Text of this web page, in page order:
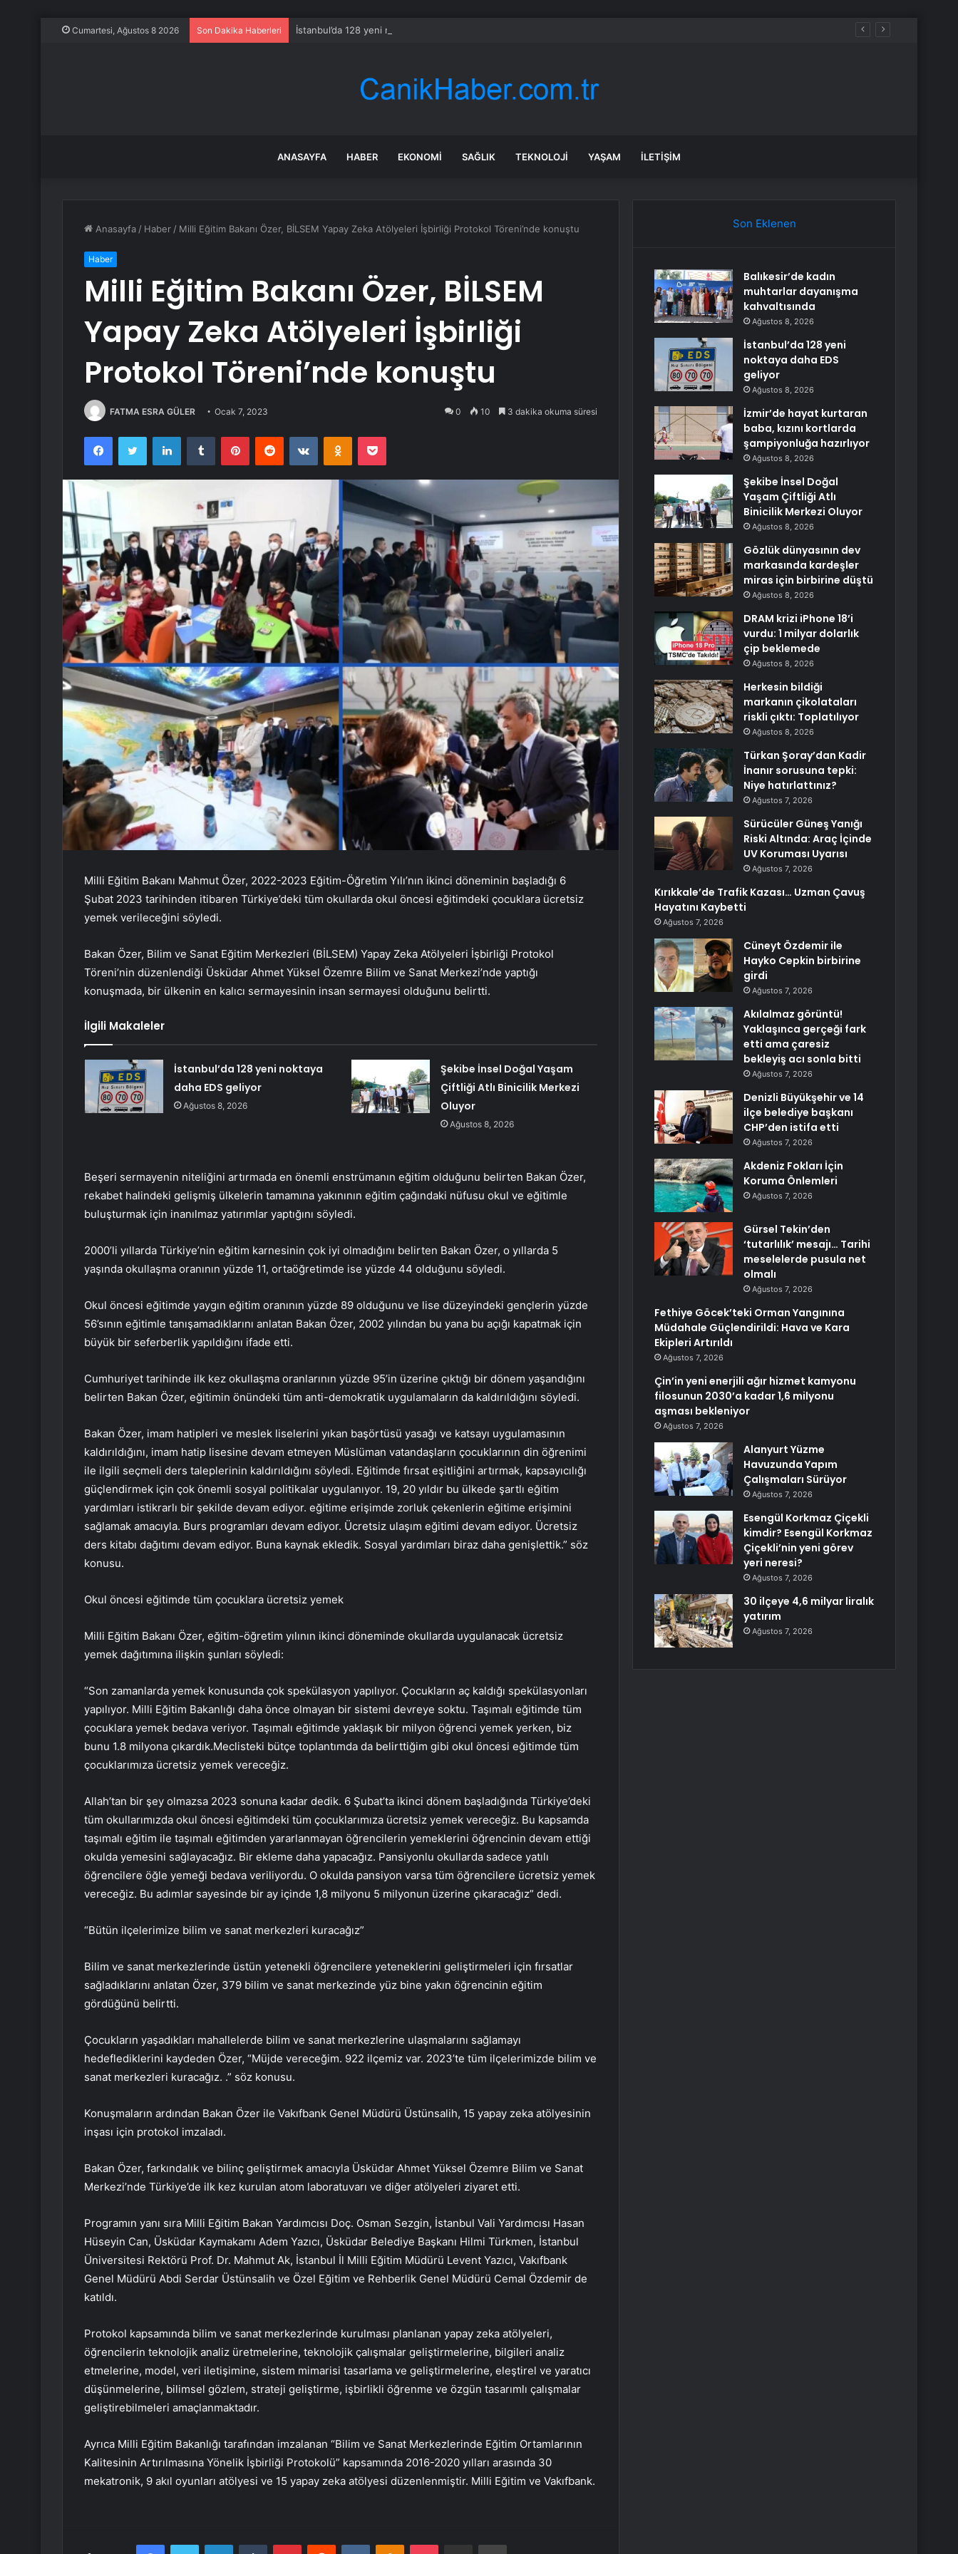
Cumartesi, Ağustos 8 2026 Son Dakika Haberleri İstanbul’da 128 yeni noktaya daha EDS geliyor
ANASAYFA HABER EKONOMI SAĞLIK TEKNOLOJI YAŞAM İLETIŞIM
Anasayfa / Haber / Milli Eğitim Bakanı Özer, BİLSEM Yapay Zeka Atölyeleri İşbirliği Protokol Töreni’nde konuştu
Haber
Milli Eğitim Bakanı Özer, BİLSEM
Yapay Zeka Atölyeleri İşbirliği
Protokol Töreni’nde konuştu
FATMA ESRA GÜLER Ocak 7, 2023 0 10 3 dakika okuma süresi
FacebookTwitter LinkedInTumblr PinterestReddit VKontakteOdnoklassniki
Pocket
Milli Eğitim Bakanı Mahmut Özer, 2022-2023 Eğitim-Öğretim Yılı’nın ikinci döneminin başladığı 6
Şubat 2023 tarihinden itibaren Türkiye’deki tüm okullarda okul öncesi eğitimdeki çocuklara ücretsiz
yemek verileceğini söyledi.
Bakan Özer, Bilim ve Sanat Eğitim Merkezleri (BİLSEM) Yapay Zeka Atölyeleri İşbirliği Protokol
Töreni’nin düzenlendiği Üsküdar Ahmet Yüksel Özemre Bilim ve Sanat Merkezi’nde yaptığı
konuşmada, bir ülkenin en kalıcı sermayesinin insan sermayesi olduğunu belirtti.
İlgili Makaleler
İstanbul’da 128 yeni noktaya
daha EDS geliyor
Ağustos 8, 2026
Şekibe İnsel Doğal Yaşam
Çiftliği Atlı Binicilik Merkezi
Oluyor
Ağustos 8, 2026
Beşeri sermayenin niteliğini artırmada en önemli enstrümanın eğitim olduğunu belirten Bakan Özer,
rekabet halindeki gelişmiş ülkelerin tamamına yakınının eğitim çağındaki nüfusu okul ve eğitimle
buluşturmak için inanılmaz yatırımlar yaptığını söyledi.
2000’li yıllarda Türkiye’nin eğitim karnesinin çok iyi olmadığını belirten Bakan Özer, o yıllarda 5
yaşında okullaşma oranının yüzde 11, ortaöğretimde ise yüzde 44 olduğunu söyledi.
Okul öncesi eğitimde yaygın eğitim oranının yüzde 89 olduğunu ve lise düzeyindeki gençlerin yüzde
56’sının eğitimle tanışamadıklarını anlatan Bakan Özer, 2002 yılından bu yana bu açığı kapatmak için
büyük bir seferberlik yapıldığını ifade etti.
Cumhuriyet tarihinde ilk kez okullaşma oranlarının yüzde 95’in üzerine çıktığı bir dönem yaşandığını
belirten Bakan Özer, eğitimin önündeki tüm anti-demokratik uygulamaların da kaldırıldığını söyledi.
Bakan Özer, imam hatipleri ve meslek liselerini yıkan başörtüsü yasağı ve katsayı uygulamasının
kaldırıldığını, imam hatip lisesine devam etmeyen Müslüman vatandaşların çocuklarının din öğrenimi
ile ilgili seçmeli ders taleplerinin kaldırıldığını söyledi. Eğitimde fırsat eşitliğini artırmak, kapsayıcılığı
güçlendirmek için çok önemli sosyal politikalar uygulanıyor. 19, 20 yıldır bu ülkede şartlı eğitim
yardımları istikrarlı bir şekilde devam ediyor. eğitime erişimde zorluk çekenlerin eğitime erişimini
sağlamak amacıyla. Burs programları devam ediyor. Ücretsiz ulaşım eğitimi devam ediyor. Ücretsiz
ders kitabı dağıtımı devam ediyor. Buna kaynak ekledik. Sosyal yardımları biraz daha genişlettik.” söz
konusu.
Okul öncesi eğitimde tüm çocuklara ücretsiz yemek
Milli Eğitim Bakanı Özer, eğitim-öğretim yılının ikinci döneminde okullarda uygulanacak ücretsiz
yemek dağıtımına ilişkin şunları söyledi:
“Son zamanlarda yemek konusunda çok spekülasyon yapılıyor. Çocukların aç kaldığı spekülasyonları
yapılıyor. Milli Eğitim Bakanlığı daha önce olmayan bir sistemi devreye soktu. Taşımalı eğitimde tüm
çocuklara yemek bedava veriyor. Taşımalı eğitimde yaklaşık bir milyon öğrenci yemek yerken, biz
bunu 1.8 milyona çıkardık.Meclisteki bütçe toplantımda da belirttiğim gibi okul öncesi eğitimde tüm
çocuklarımıza ücretsiz yemek vereceğiz.
Allah’tan bir şey olmazsa 2023 sonuna kadar dedik. 6 Şubat’ta ikinci dönem başladığında Türkiye’deki
tüm okullarımızda okul öncesi eğitimdeki tüm çocuklarımıza ücretsiz yemek vereceğiz. Bu kapsamda
taşımalı eğitim ile taşımalı eğitimden yararlanmayan öğrencilerin yemeklerini öğrencinin devam ettiği
okulda yemesini sağlayacağız. Bir ekleme daha yapacağız. Pansiyonlu okullarda sadece yatılı
öğrencilere öğle yemeği bedava veriliyordu. O okulda pansiyon varsa tüm öğrencilere ücretsiz yemek
vereceğiz. Bu adımlar sayesinde bir ay içinde 1,8 milyonu 5 milyonun üzerine çıkaracağız” dedi.
“Bütün ilçelerimize bilim ve sanat merkezleri kuracağız”
Bilim ve sanat merkezlerinde üstün yetenekli öğrencilere yeteneklerini geliştirmeleri için fırsatlar
sağladıklarını anlatan Özer, 379 bilim ve sanat merkezinde yüz bine yakın öğrencinin eğitim
gördüğünü belirtti.
Çocukların yaşadıkları mahallelerde bilim ve sanat merkezlerine ulaşmalarını sağlamayı
hedeflediklerini kaydeden Özer, “Müjde vereceğim. 922 ilçemiz var. 2023’te tüm ilçelerimizde bilim ve
sanat merkezleri kuracağız. .” söz konusu.
Konuşmaların ardından Bakan Özer ile Vakıfbank Genel Müdürü Üstünsalih, 15 yapay zeka atölyesinin
inşası için protokol imzaladı.
Bakan Özer, farkındalık ve bilinç geliştirmek amacıyla Üsküdar Ahmet Yüksel Özemre Bilim ve Sanat
Merkezi’nde Türkiye’de ilk kez kurulan atom laboratuvarı ve diğer atölyeleri ziyaret etti.
Programın yanı sıra Milli Eğitim Bakan Yardımcısı Doç. Osman Sezgin, İstanbul Vali Yardımcısı Hasan
Hüseyin Can, Üsküdar Kaymakamı Adem Yazıcı, Üsküdar Belediye Başkanı Hilmi Türkmen, İstanbul
Üniversitesi Rektörü Prof. Dr. Mahmut Ak, İstanbul İl Milli Eğitim Müdürü Levent Yazıcı, Vakıfbank
Genel Müdürü Abdi Serdar Üstünsalih ve Özel Eğitim ve Rehberlik Genel Müdürü Cemal Özdemir de
katıldı.
Protokol kapsamında bilim ve sanat merkezlerinde kurulması planlanan yapay zeka atölyeleri,
öğrencilerin teknolojik analiz üretmelerine, teknolojik çalışmalar geliştirmelerine, bilgileri analiz
etmelerine, model, veri iletişimine, sistem mimarisi tasarlama ve geliştirmelerine, eleştirel ve yaratıcı
düşünmelerine, bilimsel gözlem, strateji geliştirme, işbirlikli öğrenme ve özgün tasarımlı çalışmalar
geliştirebilmeleri amaçlanmaktadır.
Ayrıca Milli Eğitim Bakanlığı tarafından imzalanan “Bilim ve Sanat Merkezlerinde Eğitim Ortamlarının
Kalitesinin Artırılmasına Yönelik İşbirliği Protokolü” kapsamında 2016-2020 yılları arasında 30
mekatronik, 9 akıl oyunları atölyesi ve 15 yapay zeka atölyesi düzenlenmiştir. Milli Eğitim ve Vakıfbank.
FacebookTwitter LinkedInTumblr PinterestReddit VKontakteOdnoklassniki
Pocket E-Posta ile paylaş Yazdır
Son Eklenen
Balıkesir’de kadın
muhtarlar dayanışma
kahvaltısında
Ağustos 8, 2026
İstanbul’da 128 yeni
noktaya daha EDS
geliyor
Ağustos 8, 2026
İzmir’de hayat kurtaran
baba, kızını kortlarda
şampiyonluğa hazırlıyor
Ağustos 8, 2026
Şekibe İnsel Doğal
Yaşam Çiftliği Atlı
Binicilik Merkezi Oluyor
Ağustos 8, 2026
Gözlük dünyasının dev
markasında kardeşler
miras için birbirine düştü
Ağustos 8, 2026
DRAM krizi iPhone 18’i
vurdu: 1 milyar dolarlık
çip beklemede
Ağustos 8, 2026
Herkesin bildiği
markanın çikolataları
riskli çıktı: Toplatılıyor
Ağustos 8, 2026
Türkan Şoray’dan Kadir
İnanır sorusuna tepki:
Niye hatırlattınız?
Ağustos 7, 2026
Sürücüler Güneş Yanığı
Riski Altında: Araç İçinde
UV Koruması Uyarısı
Ağustos 7, 2026
Kırıkkale’de Trafik Kazası… Uzman Çavuş
Hayatını Kaybetti
Ağustos 7, 2026
Cüneyt Özdemir ile
Hayko Cepkin birbirine
girdi
Ağustos 7, 2026
Akılalmaz görüntü!
Yaklaşınca gerçeği fark
etti ama çaresiz
bekleyiş acı sonla bitti
Ağustos 7, 2026
Denizli Büyükşehir ve 14
ilçe belediye başkanı
CHP’den istifa etti
Ağustos 7, 2026
Akdeniz Fokları İçin
Koruma Önlemleri
Ağustos 7, 2026
Gürsel Tekin’den
‘tutarlılık’ mesajı… Tarihi
meselelerde pusula net
olmalı
Ağustos 7, 2026
Fethiye Göcek’teki Orman Yangınına
Müdahale Güçlendirildi: Hava ve Kara
Ekipleri Artırıldı
Ağustos 7, 2026
Çin’in yeni enerjili ağır hizmet kamyonu
filosunun 2030’a kadar 1,6 milyonu
aşması bekleniyor
Ağustos 7, 2026
Alanyurt Yüzme
Havuzunda Yapım
Çalışmaları Sürüyor
Ağustos 7, 2026
Esengül Korkmaz Çiçekli
kimdir? Esengül Korkmaz
Çiçekli’nin yeni görev
yeri neresi?
Ağustos 7, 2026
30 ilçeye 4,6 milyar liralık
yatırım
Ağustos 7, 2026